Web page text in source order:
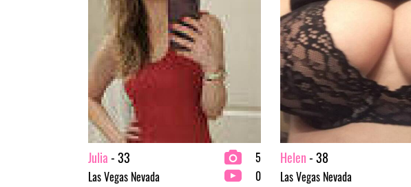
Julia- 33
Las Vegas Nevada
5
0
Helen- 38
Las Vegas Nevada